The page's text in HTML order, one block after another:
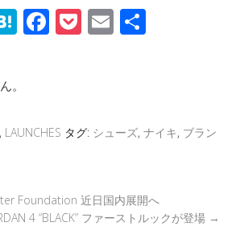
H
at
a
F
ac
o
P
o
E
m
。
, LAUNCHES タグ: シューズ, ナイキ, ブラン
Foundation 近日国内展開へ
4 “BLACK” ファーストルックが登場 →